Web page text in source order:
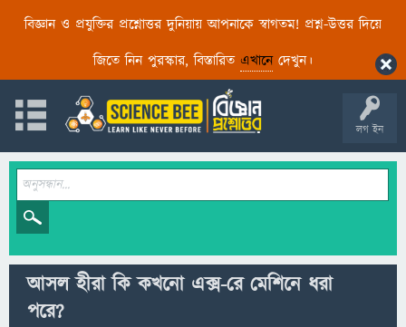
বিজ্ঞান ও প্রযুক্তির প্রশ্নোত্তর দুনিয়ায় আপনাকে স্বাগতম! প্রশ্ন-উত্তর দিয়ে
জিতে নিন পুরস্কার, বিস্তারিত এখানেদেখুন।
লগ ইন
আসল হীরা কি কখনো এক্স-রে মেশিনে ধরা
পরে?